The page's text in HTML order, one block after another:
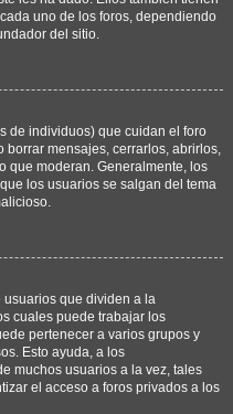
uno de los foros, dependiendo
del sitio.
de individuos) que cuidan el foro
mensajes, cerrarlos, abrirlos,
que moderan. Generalmente, los
los usuarios se salgan del tema
que dividen a la
cuales puede trabajar los
pertenecer a varios grupos y
Esto ayuda, a los
muchos usuarios a la vez, tales
el acceso a foros privados a los